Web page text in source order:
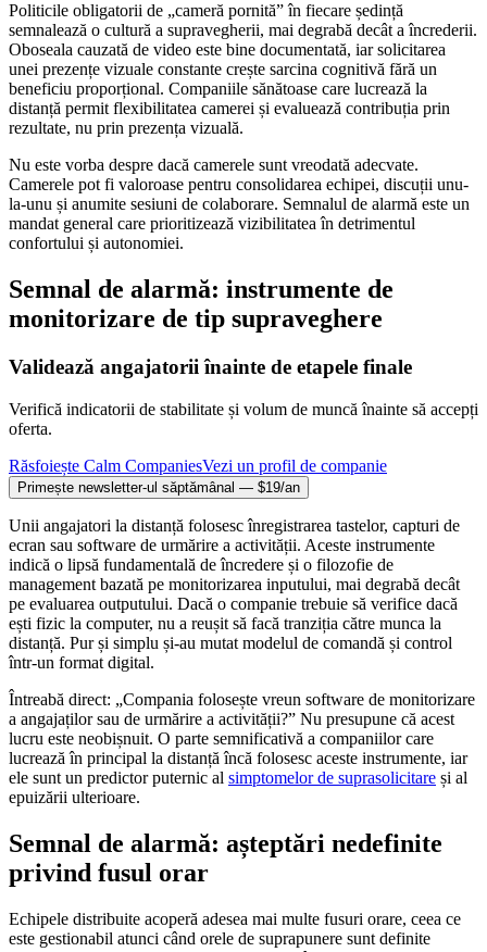
Politicile obligatorii de „cameră pornită” în fiecare ședință
semnalează o cultură a supravegherii, mai degrabă decât a încrederii.
Oboseala cauzată de video este bine documentată, iar solicitarea
unei prezențe vizuale constante crește sarcina cognitivă fără un
beneficiu proporțional. Companiile sănătoase care lucrează la
distanță permit flexibilitatea camerei și evaluează contribuția prin
rezultate, nu prin prezența vizuală.
Nu este vorba despre dacă camerele sunt vreodată adecvate.
Camerele pot fi valoroase pentru consolidarea echipei, discuții unu-
la-unu și anumite sesiuni de colaborare. Semnalul de alarmă este un
mandat general care prioritizează vizibilitatea în detrimentul
confortului și autonomiei.
Semnal de alarmă: instrumente de
monitorizare de tip supraveghere
Validează angajatorii înainte de etapele finale
Verifică indicatorii de stabilitate și volum de muncă înainte să accepți
oferta.
Răsfoiește Calm CompaniesVezi un profil de companie
Primește newsletter-ul săptămânal — $19/an
Unii angajatori la distanță folosesc înregistrarea tastelor, capturi de
ecran sau software de urmărire a activității. Aceste instrumente
indică o lipsă fundamentală de încredere și o filozofie de
management bazată pe monitorizarea inputului, mai degrabă decât
pe evaluarea outputului. Dacă o companie trebuie să verifice dacă
ești fizic la computer, nu a reușit să facă tranziția către munca la
distanță. Pur și simplu și-au mutat modelul de comandă și control
într-un format digital.
Întreabă direct: „Compania folosește vreun software de monitorizare
a angajaților sau de urmărire a activității?” Nu presupune că acest
lucru este neobișnuit. O parte semnificativă a companiilor care
lucrează în principal la distanță încă folosesc aceste instrumente, iar
ele sunt un predictor puternic al simptomelor de suprasolicitare și al
epuizării ulterioare.
Semnal de alarmă: așteptări nedefinite
privind fusul orar
Echipele distribuite acoperă adesea mai multe fusuri orare, ceea ce
este gestionabil atunci când orele de suprapunere sunt definite